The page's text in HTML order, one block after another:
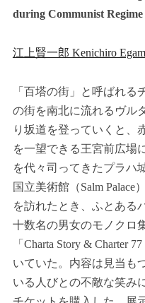
during Communist Regime
江上賢一郎 Kenichiro
「百塔の街」と呼ばれる
の街を南北に流れるヴル
り坂道を登っていくと、
を一望できる王宮前広場
を代々司ってきたプラハ
国立美術館（Salm Palace
を訪れたとき、ふとある
十数名の男女のモノクロ
「Charta Story & Charter
いていた。内容は見当も
いる人びとの不敵な笑み